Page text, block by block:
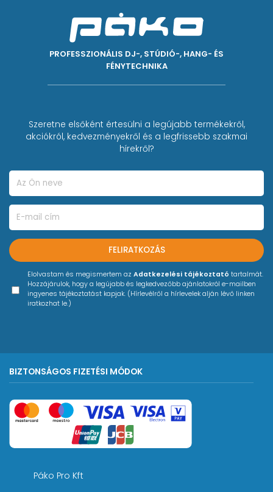
PROFESSZIONÁLIS DJ-, STÚDIÓ-, HANG- ÉS
FÉNYTECHNIKA
Szeretne elsőként értesülni a legújabb termékekről,
akciókról, kedvezményekről és a legfrissebb szakmai
hírekről?
FELIRATKOZÁS
Elolvastam és megismertem az Adatkezelési tájékoztató tartalmát.
Hozzájárulok, hogy a legújabb és legkedvezőbb ajánlatokról e-mailben
ingyenes tájékoztatást kapjak. (Hírlevélről a hírlevelek alján lévő linken
iratkozhat le.)
BIZTONSÁGOS FIZETÉSI MÓDOK
Páko Pro Kft